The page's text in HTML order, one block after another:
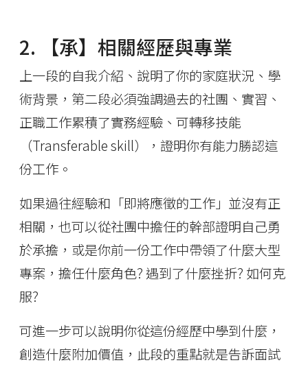
2. 【承】相關經歷與專業
上一段的自我介紹、說明了你的家庭狀況、學
術背景，第二段必須強調過去的社團、實習、
正職工作累積了實務經驗、可轉移技能
（Transferable skill），證明你有能力勝認這
份工作。
如果過往經驗和「即將應徵的工作」並沒有正
相關，也可以從社團中擔任的幹部證明自己勇
於承擔，或是你前一份工作中帶領了什麼大型
專案，擔任什麼角色? 遇到了什麼挫折? 如何克
服?
可進一步可以說明你從這份經歷中學到什麼，
創造什麼附加價值，此段的重點就是告訴面試